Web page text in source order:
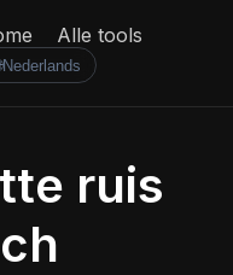
Alle tools
Nederlands
ruis